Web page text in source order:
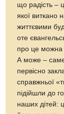
що радість –
якої виткано
життєвими
оте
про це можна
А може –
первісно
справжньої
підійшли до
наших дітей: